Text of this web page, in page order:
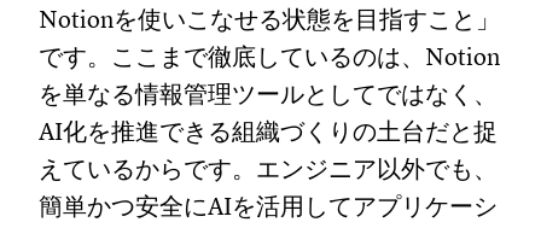
Notionを使いこなせる状態を目指すこと」
です。ここまで徹底しているのは、Notion
を単なる情報管理ツールとしてではなく、
AI化を推進できる組織づくりの土台だと捉
えているからです。エンジニア以外でも、
簡単かつ安全にAIを活用してアプリケーシ